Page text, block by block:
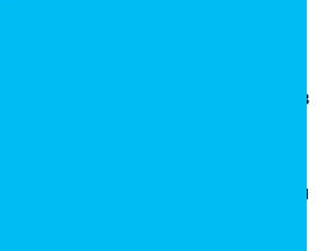
шланг «Поток 400» состоит из
или 19 мм), 1 дюйм (дюймовый, или
5/8 дюйма (16 мм)